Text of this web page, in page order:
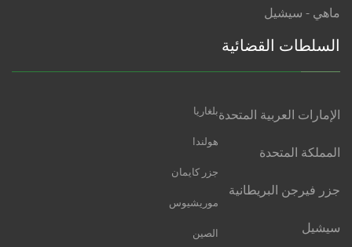
ماهي - سيشيل
السلطات القضائية
الإمارات العربية المتحدة
المملكة المتحدة
جزر فيرجن البريطانية
سيشيل
بلغاريا
هولندا
جزر كايمان
موريشيوس
الصين